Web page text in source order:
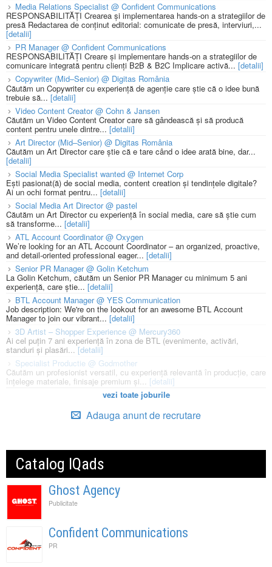
Media Relations Specialist @ Confident Communications
RESPONSABILITĂȚI Crearea și implementarea hands-on a strategiilor de
presă Redactarea de conținut editorial: comunicate de presă, interviuri,...
[detalii]
PR Manager @ Confident Communications
RESPONSABILITĂȚI Creare și implementare hands-on a strategiilor de
comunicare integrată pentru clienți B2B & B2C Implicare activă... [detalii]
Copywriter (Mid–Senior) @ Digitas România
Căutăm un Copywriter cu experiență de agenție care știe că o idee bună
trebuie să... [detalii]
Video Content Creator @ Cohn & Jansen
Căutăm un Video Content Creator care să gândească și să producă
content pentru unele dintre... [detalii]
Art Director (Mid–Senior) @ Digitas România
Căutăm un Art Director care știe că e tare când o idee arată bine, dar...
[detalii]
Social Media Specialist wanted @ Internet Corp
Ești pasionat(ă) de social media, content creation și tendințele digitale?
Ai un ochi format pentru... [detalii]
Social Media Art Director @ pastel
Căutăm un Art Director cu experiență în social media, care să știe cum
să transforme... [detalii]
ATL Account Coordinator @ Oxygen
We’re looking for an ATL Account Coordinator – an organized, proactive,
and detail-oriented professional eager... [detalii]
Senior PR Manager @ Golin Ketchum
La Golin Ketchum, căutăm un Senior PR Manager cu minimum 5 ani
experiență, care știe... [detalii]
BTL Account Manager @ YES Communication
Job description: We're on the lookout for an awesome BTL Account
Manager to join our vibrant... [detalii]
3D Artist – Shopper Experience @ Mercury360
Ai cel puțin 7 ani experiență în zona de BTL (evenimente, activări,
standuri și plasări... [detalii]
Specialist Productie @ Godmother
Căutăm un profesionist versatil, cu experiență relevantă în producție, care
înțelege materiale, finisaje premium și... [detalii]
vezi toate joburile
Adauga anunt de recrutare
Catalog IQads
Ghost Agency
Publicitate
Confident Communications
PR